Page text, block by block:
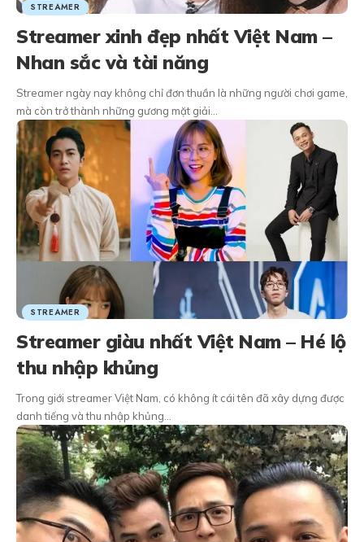
STREAMER
Streamer xinh đẹp nhất Việt Nam –
Nhan sắc và tài năng
Streamer ngày nay không chỉ đơn thuần là những người chơi game,
mà còn trở thành những gương mặt giải…
STREAMER
Streamer giàu nhất Việt Nam – Hé lộ
thu nhập khủng
Trong giới streamer Việt Nam, có không ít cái tên đã xây dựng được
danh tiếng và thu nhập khủng…